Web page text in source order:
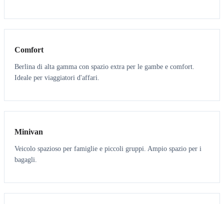
3 3
Comfort
Berlina di alta gamma con spazio extra per le gambe e comfort.
Ideale per viaggiatori d'affari.
6 5
Minivan
Veicolo spazioso per famiglie e piccoli gruppi. Ampio spazio per i
bagagli.
7 7